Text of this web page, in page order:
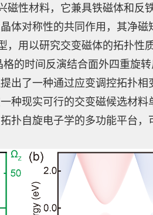
磁性材料，它兼具铁磁体和反
体对称性的共同作用，其净磁
，用以研究交变磁体的拓扑性
的时间反演结合面外四重旋转
出了一种通过应变调控拓扑相
种现实可行的交变磁候选材料
扑自旋电子学的多功能平台，